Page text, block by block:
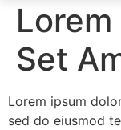
Set
Lorem ipsum
sed do eiusmod